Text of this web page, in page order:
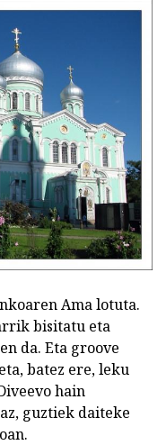
Ama lotuta.
bisitatu eta
da. Eta groove
batez ere, leku
hain
guztiek daiteke